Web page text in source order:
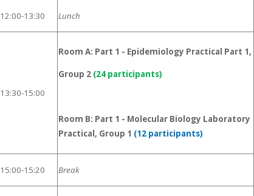
12:00-13:30 Lunch
13:30-15:00
Room A: Part 1 - Epidemiology Practical Part 1,
Group 2 (24 participants)
Room B: Part 1 - Molecular Biology Laboratory
Practical, Group 1 (12 participants)
15:00-15:20 Break